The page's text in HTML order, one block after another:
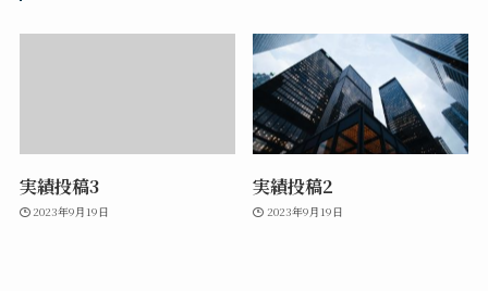
実績投稿3
2023年9月19日
実績投稿2
2023年9月19日